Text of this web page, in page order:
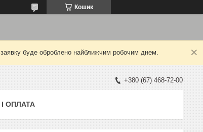
Кошик
буде оброблено найближчим робочим днем.
+380 (67) 468-72-00
ОПЛАТА